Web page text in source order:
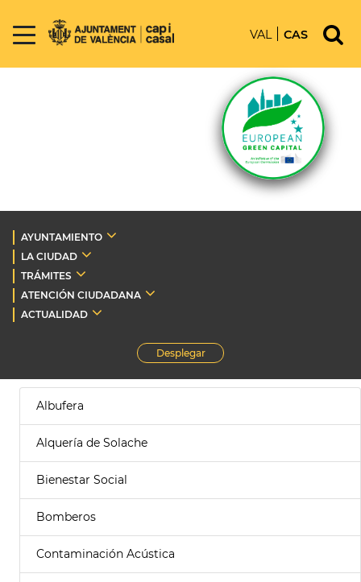
VAL CAS
AYUNTAMIENTO
LA CIUDAD
TRÁMITES
ATENCIÓN CIUDADANA
ACTUALIDAD
Desplegar
Albufera
Alquería de Solache
Bienestar Social
Bomberos
Contaminación Acústica